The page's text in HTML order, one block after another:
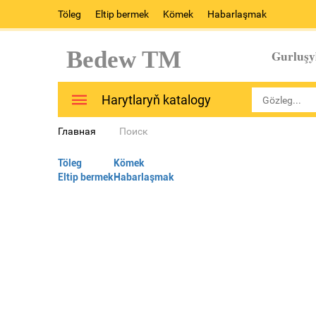
Töleg Eltip bermek Kömek Habarlaşmak
Bedew TM
Harytlaryň katalogy
Главная Поиск
Töleg
Eltip bermek
Kömek
Habarlaşmak